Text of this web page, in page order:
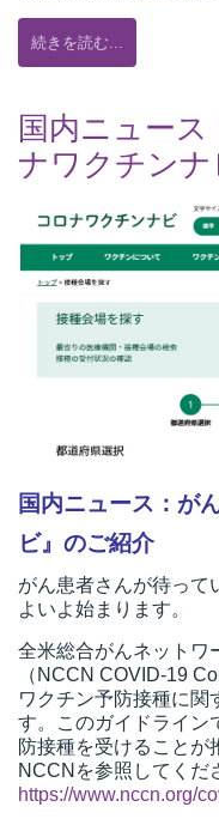
続きを読む...
国内ニュー
ナワクチン
国内ニュース：が
ビ』のご紹介
がん患者さんが待って
よいよ始まります。
全米総合がんネットワ
（NCCN COVID-19
ワクチン予防接種に関
す。このガイドライン
防接種を受けることが
NCCNを参照してくだ
https://www.nccn.org/